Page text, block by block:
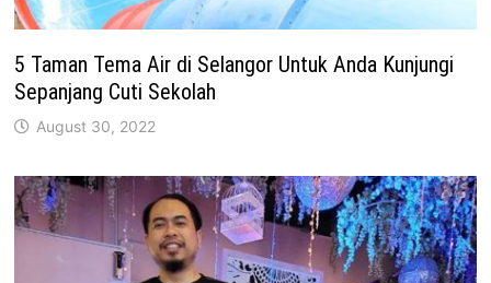
5 Taman Tema Air di Selangor Untuk Anda Kunjungi
Sepanjang Cuti Sekolah
August 30, 2022